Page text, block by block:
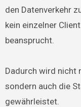
den Datenverkehr
kein einzelner
beansprucht.
Dadurch wird nicht
sondern auch die
gewährleistet.